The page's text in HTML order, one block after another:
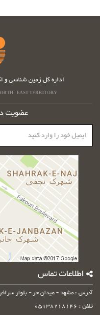
اطلاعات تماس
آدرس : مشهد - میدان حر - بلوار
تلفن : 05138218146
اداره کل زمین شناسی و
- EAST TERRITORY
عضویت
ایمیل
خود
را